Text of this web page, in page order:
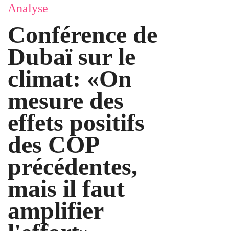
Analyse
Conférence de
Dubaï sur le
climat: «On
mesure des
effets positifs
des COP
précédentes,
mais il faut
amplifier